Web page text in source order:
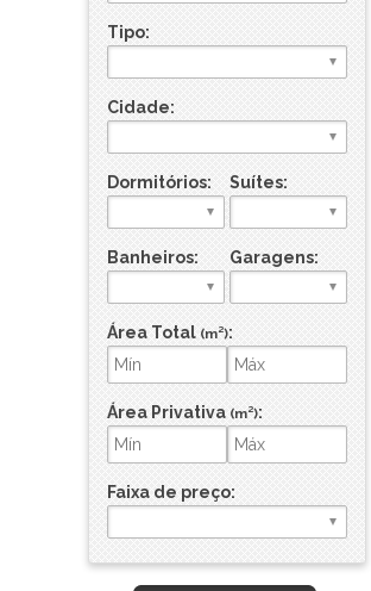
Tipo:
Cidade:
Dormitórios: Suítes:
Banheiros: Garagens:
Área Total (m²):
Área Privativa (m²):
Faixa de preço: